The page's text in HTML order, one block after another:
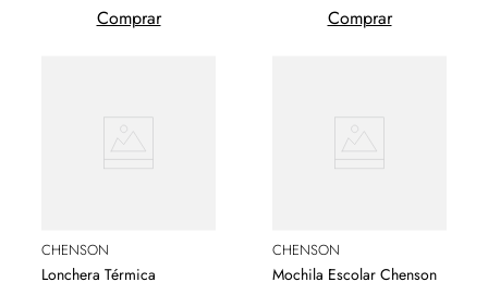
Comprar Comprar
CHENSON
Lonchera Térmica
CHENSON
Mochila Escolar Chenson